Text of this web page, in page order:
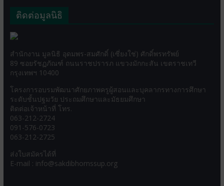
ติดต่อมูลนิธิ
สำนักงาน มูลนิธิ อุดมพร-สมศักดิ์ (เซี่ยงใช่) ศักดิ์พรทรัพย์
89 ซอยรัชฏภัณฑ์ ถนนราชปรารภ แขวงมักกะสัน เขตราชเทวี
กรุงเทพฯ 10400
โครงการอบรมพัฒนาศักยภาพครูผู้สอนและบุคลากรทางการศึกษา
ระดับชั้นปฐมวัย ประถมศึกษาและมัธยมศึกษา
ติดต่อเจ้าหน้าที่ โทร.
063-212-2724
091-576-0723
063-212-2725
ส่งใบสมัครได้ที่
E-mail : info@sakdibhornssup.org